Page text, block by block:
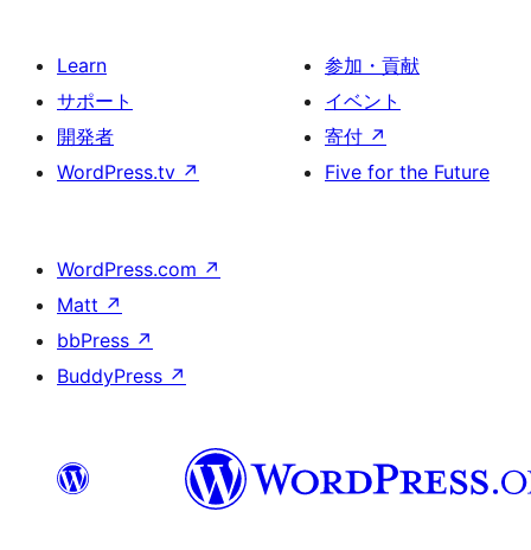
Learn
サポート
開発者
WordPress.tv ↗
参加・貢献
イベント
寄付 ↗
Five for the Future
WordPress.com ↗
Matt ↗
bbPress ↗
BuddyPress ↗